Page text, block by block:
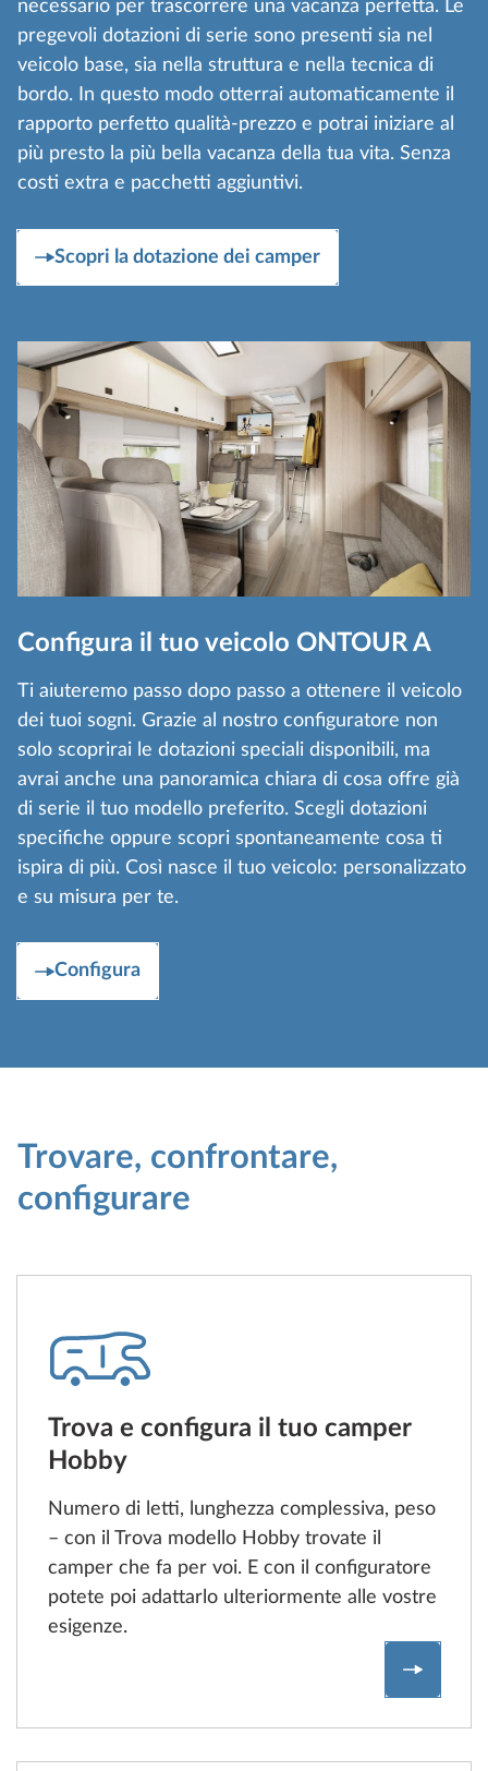
necessario per trascorrere una vacanza perfetta. Le
pregevoli dotazioni di serie sono presenti sia nel
veicolo base, sia nella struttura e nella tecnica di
bordo. In questo modo otterrai automaticamente il
rapporto perfetto qualità-prezzo e potrai iniziare al
più presto la più bella vacanza della tua vita. Senza
costi extra e pacchetti aggiuntivi.
Scopri la dotazione dei camper
Configura il tuo veicolo ONTOUR A
Ti aiuteremo passo dopo passo a ottenere il veicolo
dei tuoi sogni. Grazie al nostro configuratore non
solo scoprirai le dotazioni speciali disponibili, ma
avrai anche una panoramica chiara di cosa offre già
di serie il tuo modello preferito. Scegli dotazioni
specifiche oppure scopri spontaneamente cosa ti
ispira di più. Così nasce il tuo veicolo: personalizzato
e su misura per te.
Configura
Trovare, confrontare,
configurare
Trova e configura il tuo camper
Hobby
Numero di letti, lunghezza complessiva, peso
– con il Trova modello Hobby trovate il
camper che fa per voi. E con il configuratore
potete poi adattarlo ulteriormente alle vostre
esigenze.
Trova e